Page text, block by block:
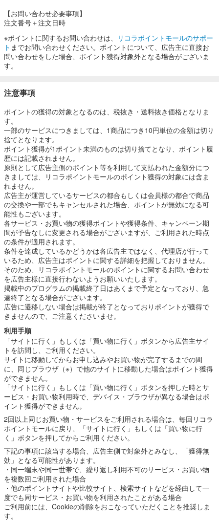
【お問い合わせ必要事項】
注文番号＋注文日時
※ポイントに関するお問い合わせは、
リコラポイントモールのサポー
ト までお問い合わせください。ポイントについて、広告主に直接お
問い合わせをした場合、ポイント獲得対象外となる場合がございま
す。
注意事項
ポイントの獲得の対象となるのは、税抜き・送料抜き価格となりま
す。
一部のサービスにつきましては、1商品につき10円単位の金額は切り
捨てとなります。
ポイント獲得が1ポイント未満のものは切り捨てとなり、ポイント履
歴には記載されません。
原則として広告主側のポイント等を利用して支払われた金額分につ
きましては、リコラポイントモールのポイント獲得の対象には含ま
れません。
広告主が運営しているサービスの都合もしくは会員様の都合で商品
の交換や一部でもキャンセルされた場合、ポイントが無効になる可
能性もございます。
各サービス・お買い物の獲得ポイントや獲得条件、キャンペーン期
間が予告なしに変更される場合がございますが、ご利用された時点
の条件が適用されます。
条件を達成しているかどうかは各広告主ではなく、代理店が行って
いるため、広告主はポイントに関する詳細を把握しておりません。
そのため、リコラポイントモールのポイントに関するお問い合わせ
を広告主様に直接行わないようお願いいたします。
掲載中のプログラムの掲載終了日はあくまで予定となっており、急
遽終了となる場合がございます。
広告に遷移しない場合は掲載が終了となっておりポイントが獲得で
きませんので、ご注意くださいませ。
利用手順
「サイトに行く」もしくは「買い物に行く」ボタンから広告主サイ
トを訪問し、ご利用ください。
サイトに移動してからお申し込みやお買い物が完了するまでの間
に、同じブラウザ（※）で他のサイトに移動した場合はポイント獲得
ができません。
「サイトに行く」もしくは「買い物に行く」ボタンを押した時とサ
ービス・お買い物利用時で、デバイス・ブラウザが異なる場合はポ
イント獲得ができません。
2回以上同じお買い物・サービスをご利用される場合は、毎回リコラ
ポイントモールに戻り、「サイトに行く」もしくは「買い物に行
く」ボタンを押してからご利用ください。
下記の事項に該当する場合、広告主側で対象外とみなし、「獲得無
効」となる可能性があります。
・同一端末や同一世帯で、繰り返し利用不可のサービス・お買い物
を複数回ご利用された場合
・他のポイントサイトや比較サイト、検索サイトなどを経由して一
度でも同サービス・お買い物を利用されたことがある場合
ご利用前には、Cookieの削除をおこなっていただくことを推奨しま
す。